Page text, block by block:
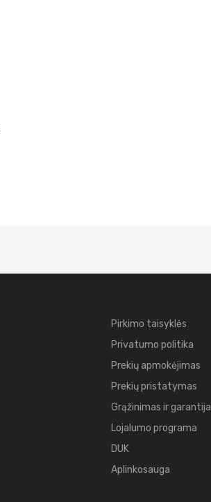
Pirkimo taisyklės
Privatumo politika
Prekių apmokėjimas
Prekių pristatymas
Grąžinimas ir garantija
Lojalumo programa
DUK
Aplinkosauga